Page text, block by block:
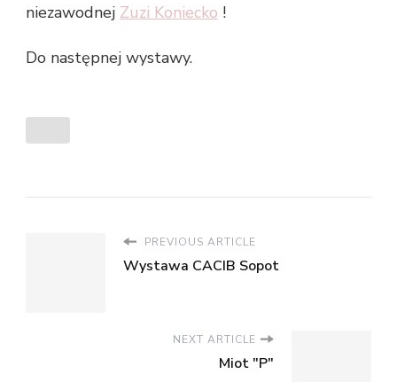
niezawodnej Zuzi Koniecko !
Do następnej wystawy.
PREVIOUS ARTICLE
Wystawa CACIB Sopot
NEXT ARTICLE
Miot "P"